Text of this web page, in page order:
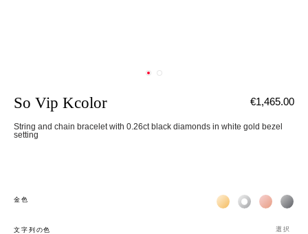
So Vip Kcolor
String and chain bracelet with 0.26ct black diamonds in white gold bezel
setting
€1,465.00
金色 Жёлтое золото 18К
Белое золото
Розовое
文字列の色 選択